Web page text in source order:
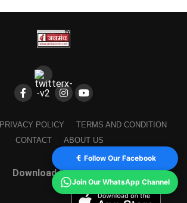
PRIVACY POLICY
TERMS AND CONDITION
CONTACT
ABOUT US
Download Our App
Follow Our Facebook
Join Our WhatsApp Channel